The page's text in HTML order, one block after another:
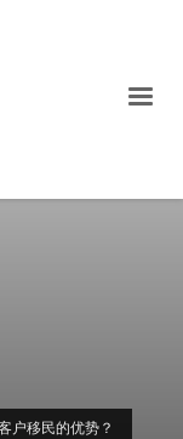
户移民的优势？